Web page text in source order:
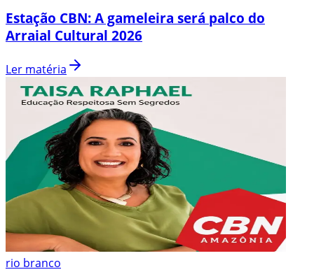
Estação CBN: A gameleira será palco do
Arraial Cultural 2026
Ler matéria
rio branco